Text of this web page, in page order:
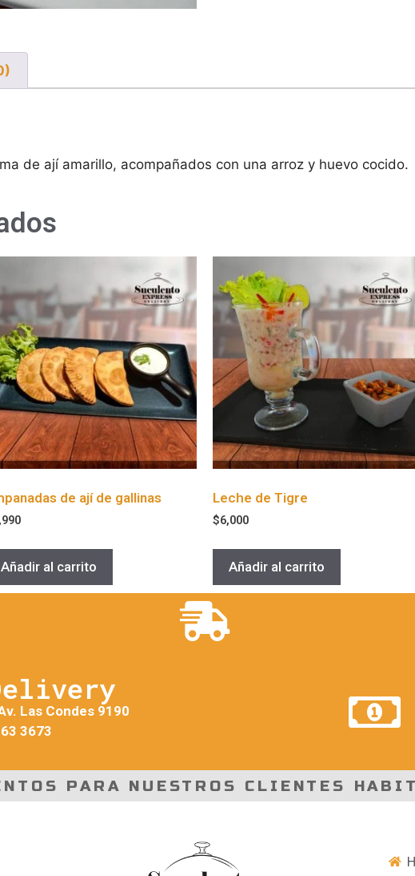
de ají amarillo, acompañados con una arroz y huevo cocido.
de ají de gallinas
Añadir al carrito
Leche de Tigre
$6,000
Añadir al carrito
Las Condes 9190
3673
PARA NUESTROS CLIENTES